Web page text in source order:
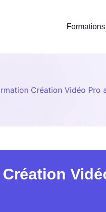
Création Vidéo Pro